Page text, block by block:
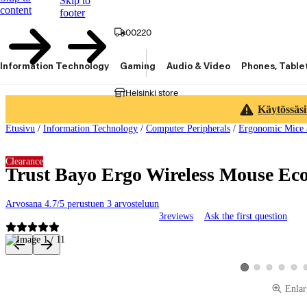
content
footer
00220
Helsinki store
Information Technology Gaming Audio & Video Phones,
Etusivu / Information Technology / Computer Peripherals / Ergonomic Mice
Trust Bayo Ergo Wireless Mouse
Arvosana 4.7/5 perustuen 3 arvosteluun
3reviews Ask the first question
Clearance
Product images and videos
View product image
View product image 2
View product
View View